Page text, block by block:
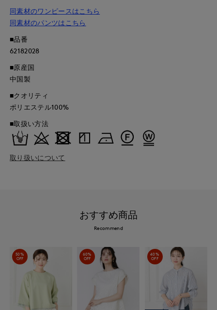
同素材のワンピースはこちら
同素材のパンツはこちら
■品番
62182028
■原産国
中国製
■クオリティ
ポリエステル100%
■取扱い方法
取り扱いについて
おすすめ商品
Recommend
50%
OFF
60%
OFF
40%
OFF